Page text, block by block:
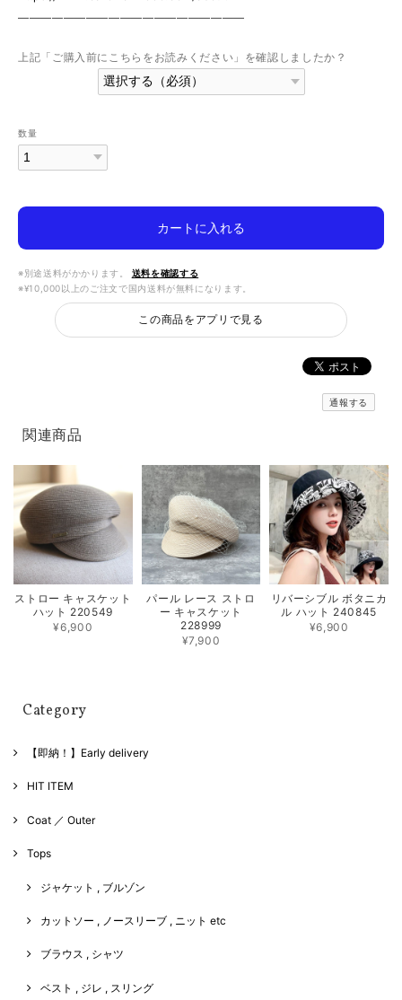
————————————————————
上記「ご購入前にこちらをお読みください」を確認しましたか？
数量
カートに入れる
※別途送料がかかります。
送料を確認する
※¥10,000以上のご注文で国内送料が無料になります。
この商品をアプリで見る
通報する
関連商品
ストロー キャスケット
ハット 220549
¥6,900
パール レース ストロ
ー キャスケット
228999
¥7,900
リバーシブル ボタニカ
ル ハット 240845
¥6,900
Category
【即納！】Early delivery
HIT ITEM
Coat ／ Outer
Tops
ジャケット , ブルゾン
カットソー , ノースリーブ , ニット etc
ブラウス , シャツ
ベスト , ジレ , スリング